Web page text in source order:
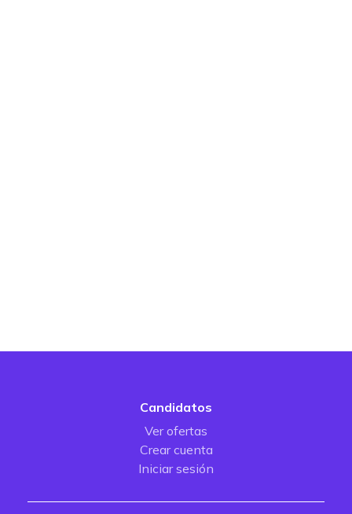
Candidatos
Ver ofertas
Crear cuenta
Iniciar sesión